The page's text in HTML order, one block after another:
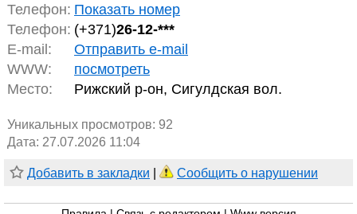
Телефон: Показать номер
Телефон: (+371)26-12-***
E-mail:
Отправить e-mail
WWW:
посмотреть
Место:
Рижский р-он, Сигулдская вол.
Уникальных просмотров: 92
Дата: 27.07.2026 11:04
Добавить в закладки Сообщить о нарушении